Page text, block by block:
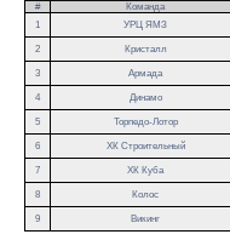
# Команда
1
УРЦ ЯМЗ
2
Кристалл
3
Армада
4
Динамо
5
Торпедо-Лотор
6
ХК Строительный
7
ХК Куба
8
Колос
9
Викинг